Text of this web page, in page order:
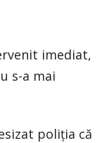
imediat,
s-a mai
poliția că